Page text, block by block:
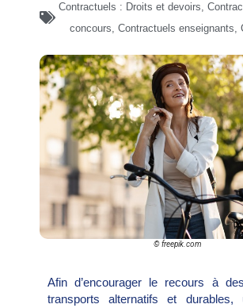
Contractuels : Droits et devoirs,
concours, Contractuels enseignants,
© freepik.com
Afin d’encourager le recours à
transports alternatifs et